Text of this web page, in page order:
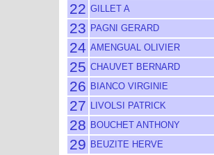
22 GILLET A
23 PAGNI GERARD
24 AMENGUAL OLIVIER
25 CHAUVET BERNARD
26 BIANCO VIRGINIE
27 LIVOLSI PATRICK
28 BOUCHET ANTHONY
29 BEUZITE HERVE